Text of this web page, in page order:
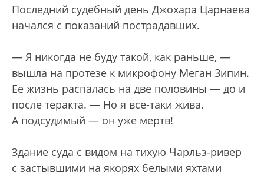
Последний судебный день Джохара Царнаева
начался с показаний пострадавших.
— Я никогда не буду такой, как раньше, —
вышла на протезе к микрофону Меган Зипин.
Ее жизнь распалась на две половины — до и
после теракта. — Но я все-таки жива.
А подсудимый — он уже мертв!
Здание суда с видом на тихую Чарльз-ривер
с застывшими на якорях белыми яхтами